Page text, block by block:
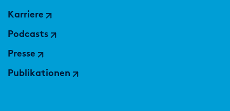
Karriere
Podcasts
Presse
Publikationen